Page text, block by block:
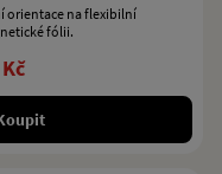
orientace na flexibilní
fólii.